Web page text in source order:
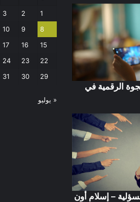
عدم استجابة الدعاء
على
الفجوة
في
محيط
1
2
3
8
9
10
15
16
17
22
23
24
29
30
31
« يوليو
الرقمية في
– إسلام أون